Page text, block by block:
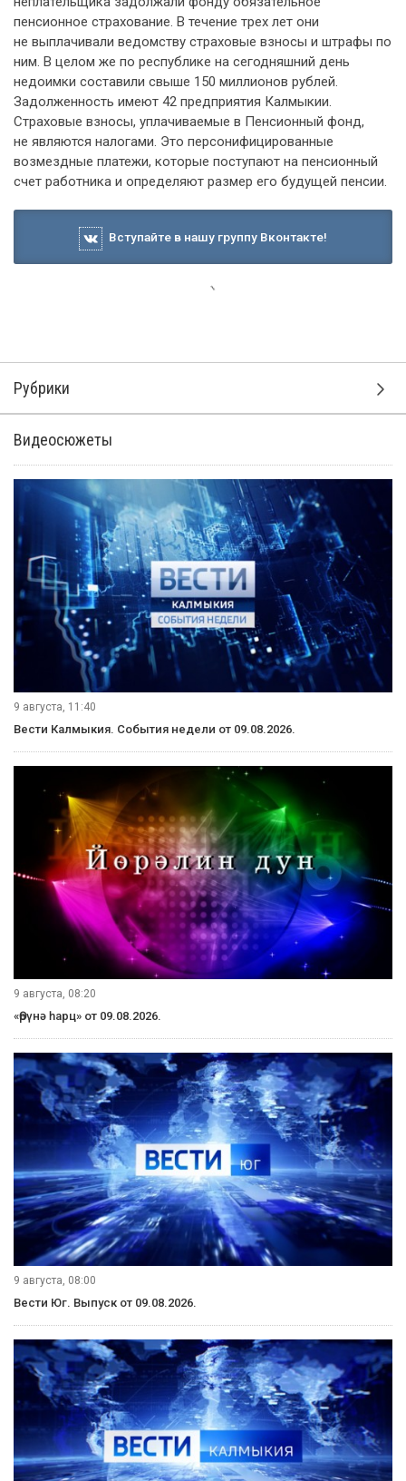
пенсионное страхование. В течение трех лет они
не выплачивали ведомству страховые взносы и штрафы по
ним. В целом же по республике на сегодняшний день
недоимки составили свыше 150 миллионов рублей.
Задолженность имеют 42 предприятия Калмыкии.
Страховые взносы, уплачиваемые в Пенсионный фонд,
не являются налогами. Это персонифицированные
возмездные платежи, которые поступают на пенсионный
счет работника и определяют размер его будущей пенсии.
Вступайте в нашу группу Вконтакте!
деньги на неэффективные
проекты и учреждения
Премьер-министр РФ подчеркивает необходимость
оптимизации текущих расходов бюджета. Выступая
на пленарном заседании XII Международного
инвестиционного форума "Сочи-2013", он призвал
"прекратить тратить бюджетные деньги на неэффективные
проекты или неэффективные учреждения и в целом
стремиться сделать нашу государственную машину
компактной, недорогой и по возможности максимально
эффективной".
Глава правительства подчеркнул, что власти понимают все
трудности этого пути, как много еще предстоит изменить
в ее работе, структуре экономики и в понимании самих
людей. "Но только такой путь может позволить создать
новую конкурентоспособную экономику и обеспечить
экономическое и социальное развитие", — цитирует
Медведева ИТАР-ТАСС.
По его мнению, новая модель экономики должна
базироваться на трех фазовых принципах. Первый из них
— максимальная предпринимательская свобода, здоровая
конкурентная среда и значительное улучшение
бизнесклимата. Второй — развитие инновационной
цепочки и стимулирование технологического
перевооружения каждого производства и в результате
всей экономики. Третий — качественно новый уровень
государственного управления, повышение прозрачности
Читайте наши новости в Одноклассниках!
Рубрики
Видеосюжеты